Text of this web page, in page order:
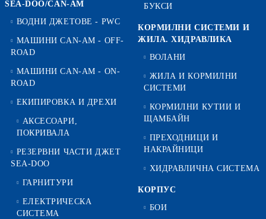
SEA-DOO/CAN-AM
ВОДНИ ДЖЕТОВЕ - PWC
МАШИНИ CAN-AM - OFF-
ROAD
МАШИНИ CAN-AM - ON-
ROAD
ЕКИПИРОВКА И ДРЕХИ
АКСЕСОАРИ,
ПОКРИВАЛА
РЕЗЕРВНИ ЧАСТИ ДЖЕТ
SEA-DOO
ГАРНИТУРИ
ЕЛЕКТРИЧЕСКА
СИСТЕМА
БУКСИ
КОРМИЛНИ СИСТЕМИ И
ЖИЛА. ХИДРАВЛИКА
ВОЛАНИ
ЖИЛА И КОРМИЛНИ
СИСТЕМИ
КОРМИЛНИ КУТИИ И
ЩАМБАЙН
ПРЕХОДНИЦИ И
НАКРАЙНИЦИ
ХИДРАВЛИЧНА СИСТЕМА
КОРПУС
БОИ